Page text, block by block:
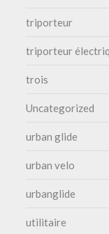
triporteur
triporteur
trois
Uncategorized
urban glide
urban velo
urbanglide
utilitaire